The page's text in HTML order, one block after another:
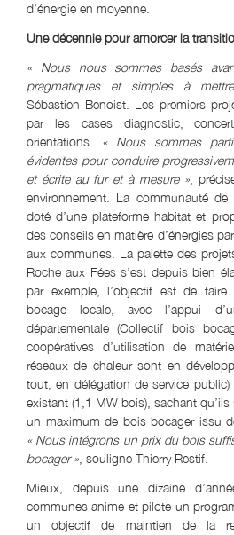
d’énergie en moyenne.
Une décennie pour amorcer la
« Nous nous sommes basés
pragmatiques et simples à
Sébastien Benoist. Les premiers
par les cases diagnostic,
orientations. « Nous sommes
évidentes pour conduire
et écrite au fur et à mesure »,
environnement. La communauté
doté d’une plateforme habitat et
des conseils en matière d’énergies
aux communes. La palette des
Roche aux Fées s’est depuis bien
par exemple, l’objectif est de
bocage locale, avec l’appui
départementale (Collectif bois
coopératives d’utilisation de
réseaux de chaleur sont en
tout, en délégation de service public)
existant (1,1 MW bois), sachant
un maximum de bois bocager issu
« Nous intégrons un prix du bois
bocager » , souligne Thierry Restif.
Mieux, depuis une dizaine
communes anime et pilote un
un objectif de maintien de la